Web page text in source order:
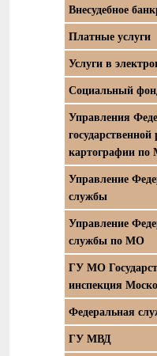
Внесудебное
Платные услуги
Услуги в
Социальный
Управления
картографии
Управление
службы
Управление
службы по МО
ГУ МО
инспекция
Федеральная
ГУ МВД